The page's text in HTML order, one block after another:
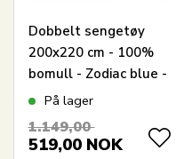
Dobbelt sengetøy
200x220 cm - 100%
bomull - Zodiac blue -
Vendbart med
På lager
1.149,00
519,00 NOK